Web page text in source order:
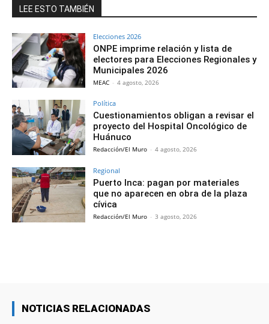
LEE ESTO TAMBIÉN
Elecciones 2026
ONPE imprime relación y lista de
electores para Elecciones Regionales y
Municipales 2026
MEAC - 4 agosto, 2026
Política
Cuestionamientos obligan a revisar el
proyecto del Hospital Oncológico de
Huánuco
Redacción/El Muro - 4 agosto, 2026
Regional
Puerto Inca: pagan por materiales
que no aparecen en obra de la plaza
cívica
Redacción/El Muro - 3 agosto, 2026
NOTICIAS RELACIONADAS